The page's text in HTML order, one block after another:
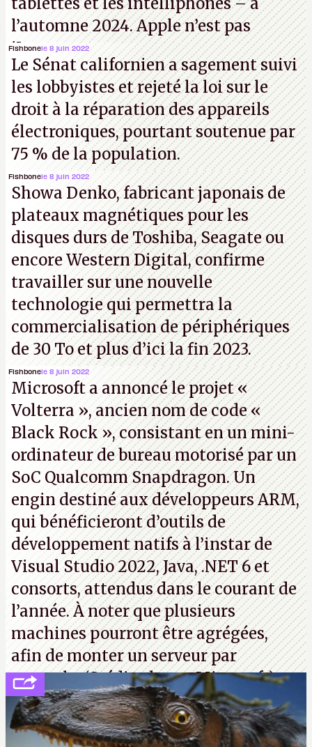
l’automne 2024. Apple n’est pas
iJouasse.
Fishbonele 8 juin 2022
Le Sénat californien a sagement suivi
les lobbyistes et rejeté la loi sur le
droit à la réparation des appareils
électroniques, pourtant soutenue par
75 % de la population.
Fishbonele 8 juin 2022
Showa Denko, fabricant japonais de
plateaux magnétiques pour les
disques durs de Toshiba, Seagate ou
encore Western Digital, confirme
travailler sur une nouvelle
technologie qui permettra la
commercialisation de périphériques
de 30 To et plus d’ici la fin 2023.
Fishbonele 8 juin 2022
Microsoft a annoncé le projet «
Volterra », ancien nom de code «
Black Rock », consistant en un mini-
ordinateur de bureau motorisé par un
SoC Qualcomm Snapdragon. Un
engin destiné aux développeurs ARM,
qui bénéficieront d’outils de
développement natifs à l’instar de
Visual Studio 2022, Java, .NET 6 et
consorts, attendus dans le courant de
l’année. À noter que plusieurs
machines pourront être agrégées,
afin de monter un serveur par
exemple. (Crédit photo : Microsoft)